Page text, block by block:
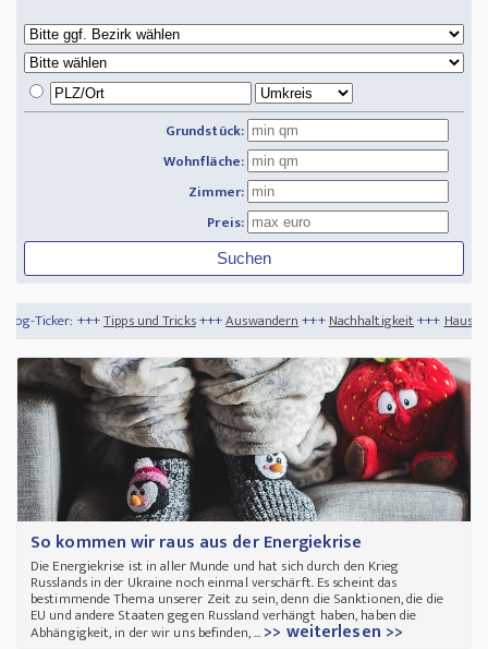
Grundstück:
Wohnfläche:
Zimmer:
Preis:
und Tricks+++Auswandern+++Nachhaltigkeit+++Haus kaufen Costa Rica -
So kommen wir raus aus der Energiekrise
Die Energiekrise ist in aller Munde und hat sich durch den Krieg
Russlands in der Ukraine noch einmal verschärft. Es scheint das
bestimmende Thema unserer Zeit zu sein, denn die Sanktionen, die die
EU und andere Staaten gegen Russland verhängt haben, haben die
Abhängigkeit, in der wir uns befinden, ...>> weiterlesen >>